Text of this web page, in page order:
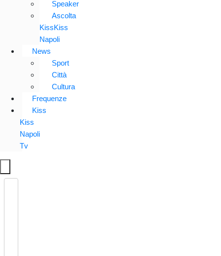
Speaker
Ascolta
KissKiss
Napoli
News
Sport
Città
Cultura
Frequenze
Kiss
Kiss
Napoli
Tv